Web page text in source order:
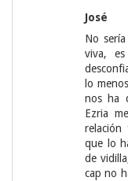
José
No
viva,
lo
nos ha
Ezria
que lo
de
cap no